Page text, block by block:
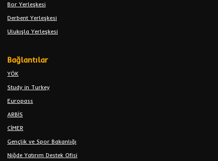
Bor Yerleşkesi
Derbent Yerleşkesi
Ulukışla Yerleşkesi
Bağlantılar
YÖK
Study in Turkey
Europass
ARBİS
CİMER
Gençlik ve Spor Bakanlığı
Niğde Yatırım Destek Ofisi